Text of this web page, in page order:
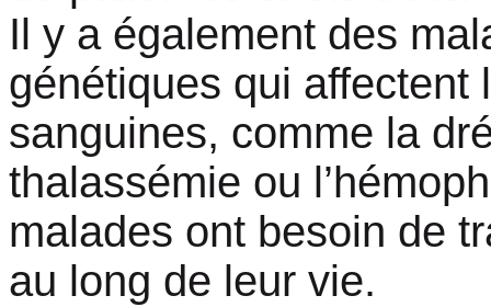
Il y a également des
génétiques qui affectent
sanguines, comme la
thalassémie ou
malades ont besoin de
au long de leur vie.